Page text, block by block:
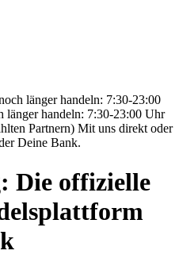
länger handeln: 7:30-23:00
länger handeln: 7:30-23:00 Uhr
Partnern) Mit uns direkt oder
Deine Bank.
Die offizielle